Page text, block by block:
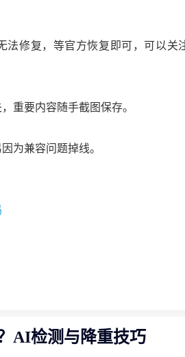
法修复，等官方恢复即可，可以关
重要内容随手截图保存。
为兼容问题掉线。
AI检测与降重技巧